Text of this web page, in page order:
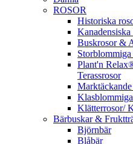
ROSOR
Historiska
Buskrosor &
Storblommiga
Plant'n
Terassrosor
Klätterrosor/
Bärbuskar &
Björnbär
Blåbär